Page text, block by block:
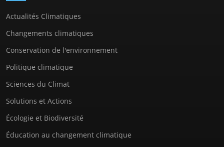
Actualités Climatiques
Changements climatiques
Conservation de l'environnement
Politique climatique
Sciences du Climat
Solutions et Actions
Écologie et Biodiversité
Éducation au changement climatique